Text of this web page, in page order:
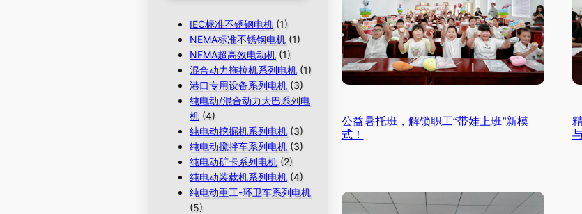
IEC标准不锈钢电机 (1)
NEMA标准不锈钢电机 (1)
NEMA超高效电动机 (1)
混合动力拖拉机系列电机 (1)
港口专用设备系列电机 (3)
纯电动/混合动力大巴系列电
机 (4)
纯电动挖掘机系列电机 (3)
纯电动搅拌车系列电机 (3)
纯电动矿卡系列电机 (2)
纯电动装载机系列电机 (4)
纯电动重工-环卫车系列电机
(5)
公益暑托班，解锁职工“带娃上班”新模
式！